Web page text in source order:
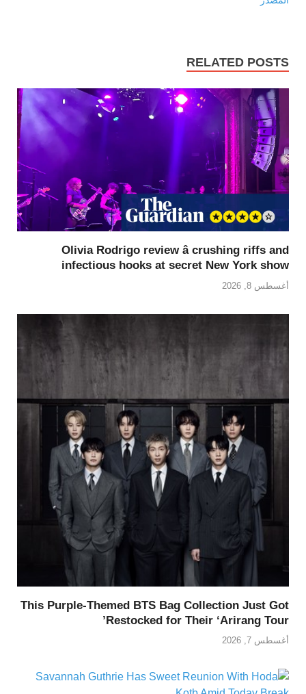
RELATED POSTS
Olivia Rodrigo review â crushing riffs and
infectious hooks at secret New York show
أغسطس 8, 2026
This Purple-Themed BTS Bag Collection Just Got
Restocked for Their ‘Arirang Tour’
أغسطس 7, 2026